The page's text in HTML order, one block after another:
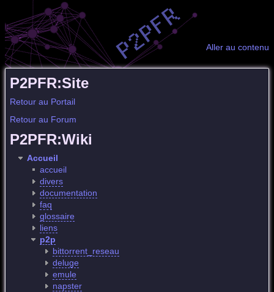
Aller au contenu
P2PFR:Site
Retour au Portail
Retour au Forum
P2PFR:Wiki
Accueil
accueil
divers
documentation
faq
glossaire
liens
p2p
bittorrent_reseau
deluge
emule
napster